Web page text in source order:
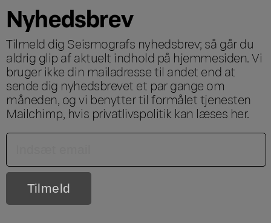
Nyhedsbrev
Tilmeld dig Seismografs nyhedsbrev; så går du
aldrig glip af aktuelt indhold på hjemmesiden. Vi
bruger ikke din mailadresse til andet end at
sende dig nyhedsbrevet et par gange om
måneden, og vi benytter til formålet tjenesten
Mailchimp, hvis privatlivspolitik kan læses her.